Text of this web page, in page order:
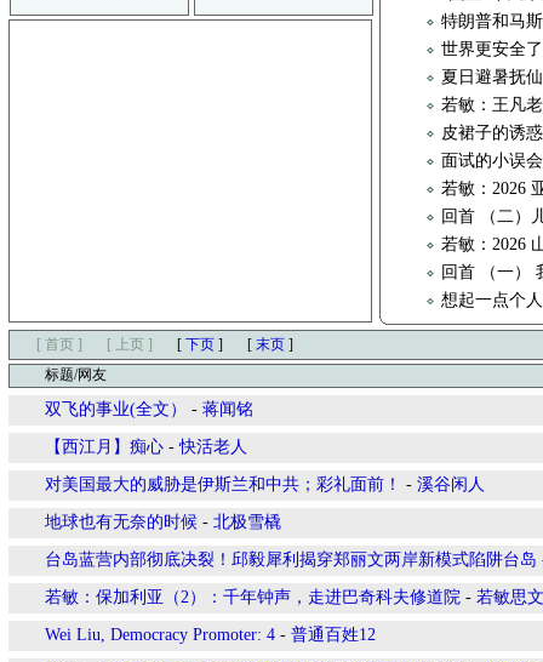
特朗普和马
世界更安全
夏日避暑抚
若敏：王凡
皮裙子的诱
面试的小误会
若敏：2026
回首 （二）
若敏：2026
回首 （一）
想起一点个
[ 首页 ] [ 上页 ] [ 下页 ] [ 末页 ]
标题/网友
双飞的事业(全文） - 蒋闻铭
【西江月】痴心 -快活老人
对美国最大的威胁是伊斯兰和中共；彩礼面前！ - 溪谷闲人
地球也有无奈的时候 - 北极雪橇
台岛蓝营内部彻底决裂！邱毅犀利揭穿郑丽文两岸新模式陷阱台岛
若敏：保加利亚（2）：千年钟声，走进巴奇科夫修道院 - 若敏思文
Wei Liu, Democracy Promoter: 4 - 普通百姓12